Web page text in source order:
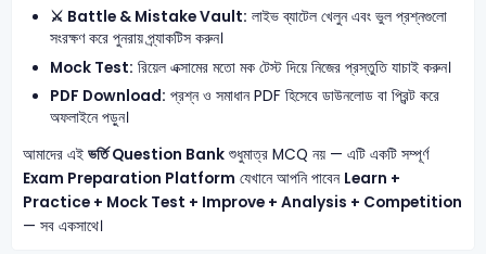
⚔️ Battle & Mistake Vault: লাইভ ব্যাটেল খেলুন এবং ভুল প্রশ্নগুলো
সংরক্ষণ করে পুনরায় প্র্যাকটিস করুন।
Mock Test: রিয়েল এক্সামের মতো মক টেস্ট দিয়ে নিজের প্রস্তুতি যাচাই করুন।
PDF Download: প্রশ্ন ও সমাধান PDF হিসেবে ডাউনলোড বা প্রিন্ট করে
অফলাইনে পড়ুন।
আমাদের এই ভর্তি Question Bankশুধুমাত্র MCQ নয় — এটি একটি সম্পূর্ণ
Exam Preparation Platform যেখানে আপনি পাবেন Learn +
Practice + Mock Test + Improve + Analysis + Competition
— সব একসাথে।